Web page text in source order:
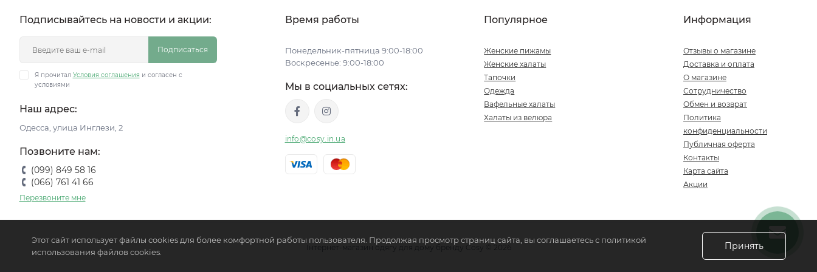
Подписывайтесь на новости и акции:
Подписаться
Я прочитал Условия соглашения и согласен с
условиями
Наш адрес:
Одесса, улица Инглези, 2
Позвоните нам:
(099) 849 58 16
(066) 761 41 66
Перезвоните мне
Время работы
Понедельник-пятница 9:00-18:00
Воскресенье: 9:00-18:00
Мы в социальных сетях:
info@cosy.in.ua
Популярное
Женские пижамы
Женские халаты
Тапочки
Одежда
Вафельные халаты
Халаты из велюра
Информация
Отзывы о магазине
Доставка и оплата
О магазине
Сотрудничество
Обмен и возврат
Политика
конфиденциальности
Публичная оферта
Контакты
Карта сайта
Акции
Інтернет-магазин одягу для дому бренду Cosy © 2026
Этот сайт использует файлы cookies для более комфортной работы пользователя. Продолжая просмотр страниц сайта, вы соглашаетесь с политикой
использования файлов cookies.
Принять